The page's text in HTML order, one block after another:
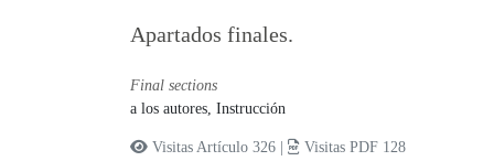
Apartados finales.
Final sections
a los autores, Instrucción
Visitas Artículo 326 |
Visitas PDF 128